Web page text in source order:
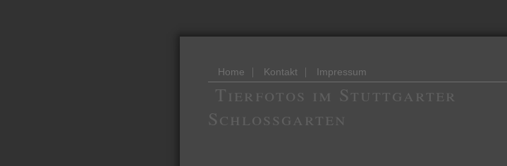
Home | Kontakt | Impressum
Tierfotos im Stuttgarter
Schlossgarten